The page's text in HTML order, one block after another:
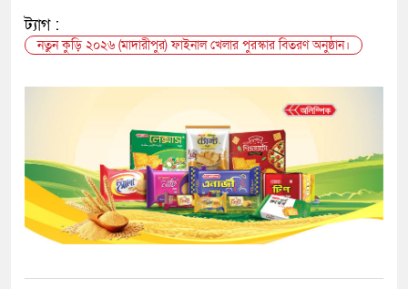
ট্যাগ :
নতুন কুড়ি ২০২৬ (মাদারীপুর) ফাইনাল খেলার পুরস্কার বিতরণ অনুষ্ঠান।